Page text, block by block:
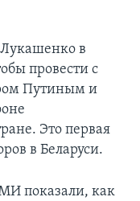
в
провести с
Путиным и
Это первая
в Беларуси.
показали, как